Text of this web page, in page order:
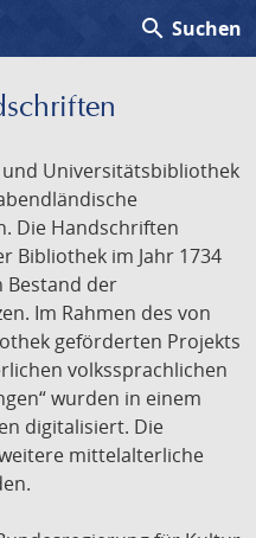
search Suchen
und Universitätsbibliothek
Die Handschriften
Bibliothek im Jahr 1734
Bestand der
Im Rahmen des von
geförderten Projekts
volkssprachlichen
wurden in einem
digitalisiert. Die
mittelalterliche